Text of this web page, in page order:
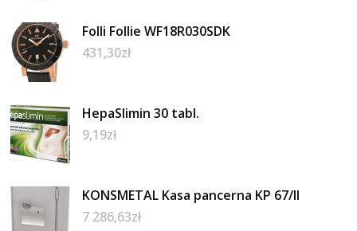
Folli Follie WF18R030SDK
431,30zł
HepaSlimin 30 tabl.
9,19zł
KONSMETAL Kasa pancerna KP 67/II
7 286,63zł